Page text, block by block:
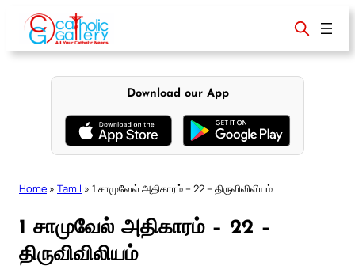
content
Download our App
Home » Tamil » 1 சாமுவேல் அதிகாரம் – 22 – திருவிவிலியம்
1 சாமுவேல் அதிகாரம் – 22 –
திருவிவிலியம்